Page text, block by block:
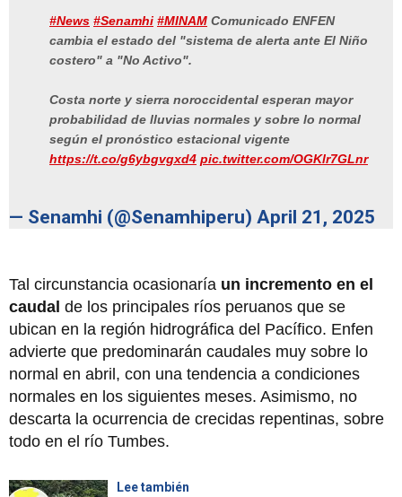
#News #Senamhi #MINAM Comunicado ENFEN
cambia el estado del "sistema de alerta ante El Niño
costero" a "No Activo".
Costa norte y sierra noroccidental esperan mayor
probabilidad de lluvias normales y sobre lo normal
según el pronóstico estacional vigente
https://t.co/g6ybgvgxd4 pic.twitter.com/OGKlr7GLnr
— Senamhi (@Senamhiperu) April 21, 2025
Tal circunstancia ocasionaría un incremento en el
caudal de los principales ríos peruanos que se
ubican en la región hidrográfica del Pacífico. Enfen
advierte que predominarán caudales muy sobre lo
normal en abril, con una tendencia a condiciones
normales en los siguientes meses. Asimismo, no
descarta la ocurrencia de crecidas repentinas, sobre
todo en el río Tumbes.
Lee también